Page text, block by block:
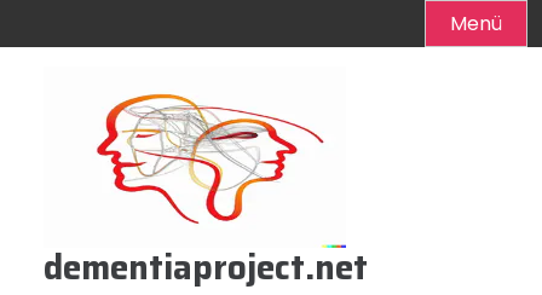
Menü
dementiaproject.net